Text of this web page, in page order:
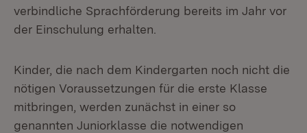
verbindliche Sprachförderung bereits im Jahr vor
der Einschulung erhalten.
Kinder, die nach dem Kindergarten noch nicht die
nötigen Voraussetzungen für die erste Klasse
mitbringen, werden zunächst in einer so
genannten Juniorklasse die notwendigen